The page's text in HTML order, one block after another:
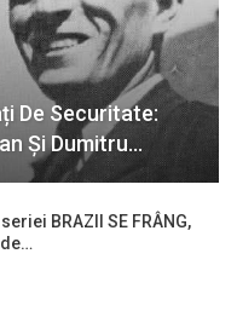
De Securitate:
Și Dumitru…
BRAZII SE FRÂNG,
de…